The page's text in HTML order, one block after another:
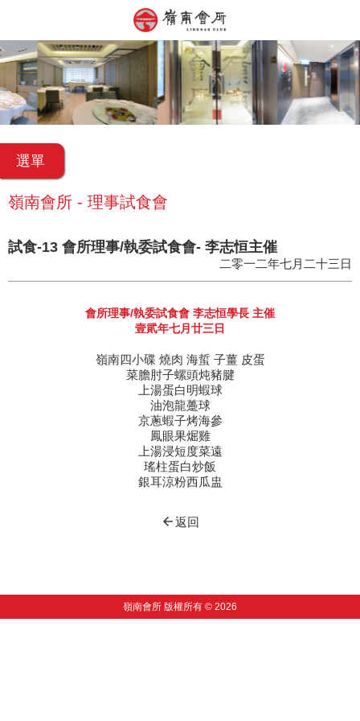
選單
嶺南會所 - 理事試食會
試食-13 會所理事/執委試食會- 李志恒主催
二零一二年七月二十三日
會所理事/執委試食會 李志恒學長 主催
壹貮年七月廿三日
嶺南四小碟 燒肉 海蜇 子薑 皮蛋
菜膽肘子螺頭炖豬腱
上湯蛋白明蝦球
油泡龍躉球
京蔥蝦子烤海參
鳳眼果煀雞
上湯浸短度菜遠
瑤柱蛋白炒飯
銀耳涼粉西瓜盅
arrow_back返回
嶺南會所 版權所有 © 2026